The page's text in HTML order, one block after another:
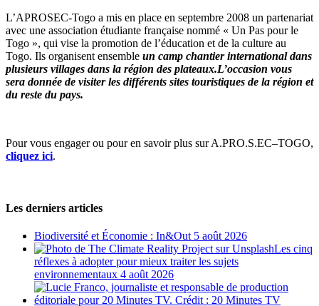
L’APROSEC-Togo a mis en place en septembre 2008 un partenariat
avec une association étudiante française nommé « Un Pas pour le
Togo », qui vise la promotion de l’éducation et de la culture au
Togo. Ils organisent ensemble un camp chantier international dans
plusieurs villages dans la région des plateaux.L’occasion vous
sera donnée de visiter les différents sites touristiques de la région et
du reste du pays.
Pour vous engager ou pour en savoir plus sur A.PRO.S.EC–TOGO,
cliquez ici.
Les derniers articles
Biodiversité et Économie : In&Out 5 août 2026
Les cinq
réflexes à adopter pour mieux traiter les sujets
environnementaux 4 août 2026